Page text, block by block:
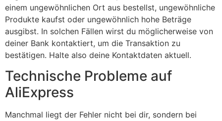
einem ungewöhnlichen Ort aus bestellst, ungewöhnliche
Produkte kaufst oder ungewöhnlich hohe Beträge
ausgibst. In solchen Fällen wirst du möglicherweise von
deiner Bank kontaktiert, um die Transaktion zu
bestätigen. Halte also deine Kontaktdaten aktuell.
Technische Probleme auf
AliExpress
Manchmal liegt der Fehler nicht bei dir, sondern bei